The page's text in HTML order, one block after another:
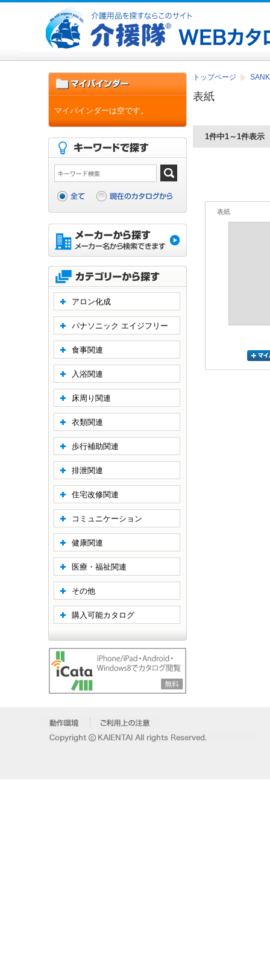
トップページ
表紙
1件中1～1件表示
表紙
マイバインダーは空です。
アロン化成
パナソニック エイジフリー
食事関連
入浴関連
床周り関連
衣類関連
歩行補助関連
排泄関連
住宅改修関連
コミュニケーション
健康関連
医療・福祉関連
その他
購入可能カタログ